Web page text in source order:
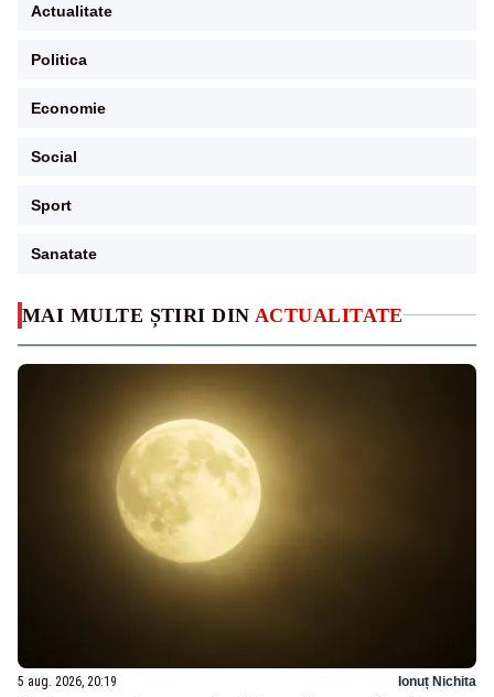
MAI MULTE ȘTIRI DIN ACTUALITATE
5 aug. 2026, 20:19 Ionuț Nichita
Actualitate
Politica
Economie
Social
Sport
Sanatate